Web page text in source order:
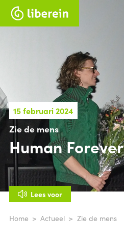
15 februari 2024
Zie de mens
Human Forever
Lees voor
Home Actueel Zie de mens